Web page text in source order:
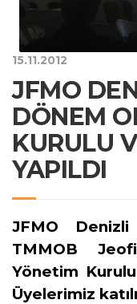
15.11.2012
JFMO
DÖNEM
KURULU
YAPILDI
JFMO
TMMOB
Yönetim
Üyelerimiz